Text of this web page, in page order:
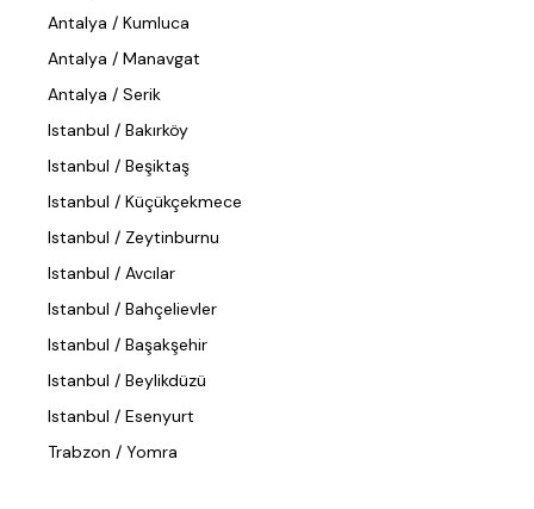
Antalya / Kumluca
Antalya / Manavgat
Antalya / Serik
Istanbul / Bakırköy
Istanbul / Beşiktaş
Istanbul / Küçükçekmece
Istanbul / Zeytinburnu
Istanbul / Avcılar
Istanbul / Bahçelievler
Istanbul / Başakşehir
Istanbul / Beylikdüzü
Istanbul / Esenyurt
Trabzon / Yomra